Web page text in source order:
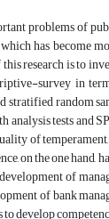
problems of
has become
research is to
survey in
stratified random
analysis tests and
of
on the one
of
of bank